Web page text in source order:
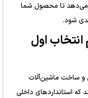
می‌دهد تا محصول شما
شود.
انتخاب اول
و ساخت ماشین‌آلات
استانداردهای داخلی